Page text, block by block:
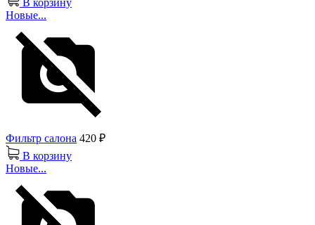
Новые...
Фильтр салона 420 ₽
В корзину
Новые...